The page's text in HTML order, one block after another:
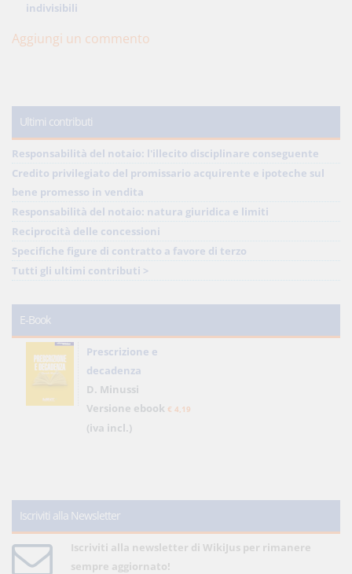
indivisibili
Aggiungi un commento
Ultimi contributi
Responsabilità del notaio: l'illecito disciplinare conseguente
Credito privilegiato del promissario acquirente e ipoteche sul
bene promesso in vendita
Responsabilità del notaio: natura giuridica e limiti
Reciprocità delle concessioni
Specifiche figure di contratto a favore di terzo
Tutti gli ultimi contributi >
E-Book
Prescrizione e
decadenza
D. Minussi
Versione ebook € 4,19
(iva incl.)
Iscriviti alla Newsletter
Iscriviti alla newsletter di WikiJus per rimanere
sempre aggiornato!